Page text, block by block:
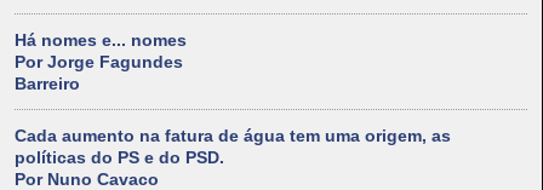
Há nomes e... nomes
Por Jorge Fagundes
Barreiro
Cada aumento na fatura de água tem uma origem, as
políticas do PS e do PSD.
Por Nuno Cavaco